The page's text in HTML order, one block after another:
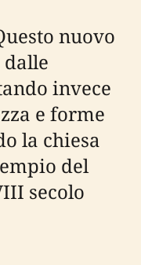
nuovo
invece
e forme
la chiesa
del
secolo